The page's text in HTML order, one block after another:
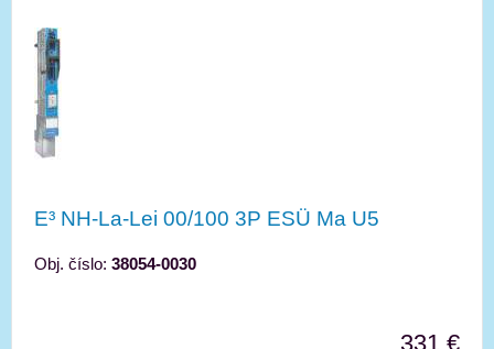
E³ NH-La-Lei 00/100 3P ESÜ Ma U5
Obj. číslo: 38054-0030
331 €